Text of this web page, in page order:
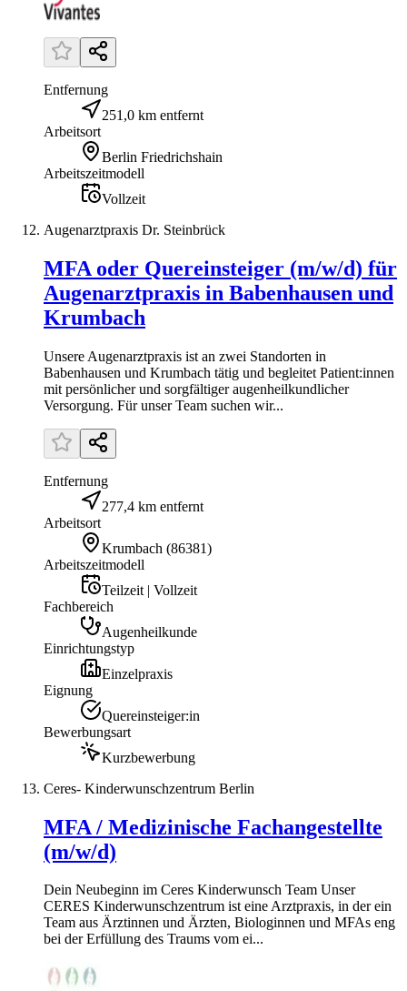
Entfernung
251,0 km entfernt
Arbeitsort
Berlin Friedrichshain
Arbeitszeitmodell
Vollzeit
Augenarztpraxis Dr. Steinbrück
MFA oder Quereinsteiger (m/w/d) für
Augenarztpraxis in Babenhausen und
Krumbach
Unsere Augenarztpraxis ist an zwei Standorten in
Babenhausen und Krumbach tätig und begleitet Patient:innen
mit persönlicher und sorgfältiger augenheilkundlicher
Versorgung. Für unser Team suchen wir...
Entfernung
277,4 km entfernt
Arbeitsort
Krumbach (86381)
Arbeitszeitmodell
Teilzeit | Vollzeit
Fachbereich
Augenheilkunde
Einrichtungstyp
Einzelpraxis
Eignung
Quereinsteiger:in
Bewerbungsart
Kurzbewerbung
Ceres- Kinderwunschzentrum Berlin
MFA / Medizinische Fachangestellte
(m/w/d)
Dein Neubeginn im Ceres Kinderwunsch Team Unser
CERES Kinderwunschzentrum ist eine Arztpraxis, in der ein
Team aus Ärztinnen und Ärzten, Biologinnen und MFAs eng
bei der Erfüllung des Traums vom ei...